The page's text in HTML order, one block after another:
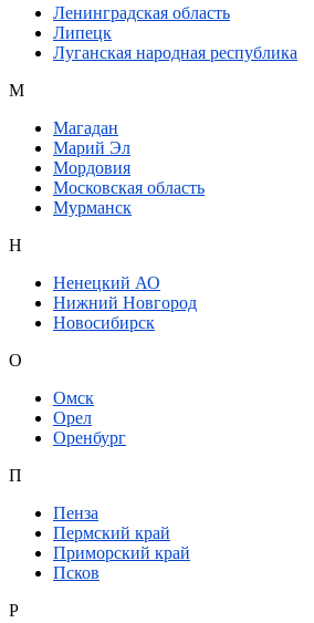
Ленинградская область
Липецк
Луганская народная республика
М
Магадан
Марий Эл
Мордовия
Московская область
Мурманск
Н
Ненецкий АО
Нижний Новгород
Новосибирск
О
Омск
Орел
Оренбург
П
Пенза
Пермский край
Приморский край
Псков
Р